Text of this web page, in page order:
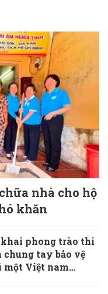
nhà cho hộ
khăn
khai phong trào thi
chung tay bảo vệ
một Việt nam